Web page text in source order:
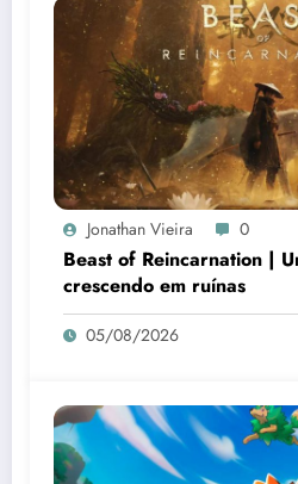
Jonathan Vieira 0
Beast of Reincarnation |
crescendo em ruínas
05/08/2026